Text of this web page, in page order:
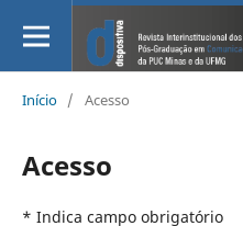
Início / Acesso
Acesso
* Indica campo obrigatório